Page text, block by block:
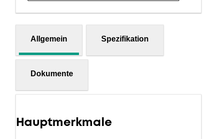
Allgemein Spezifikation
Dokumente
Hauptmerkmale